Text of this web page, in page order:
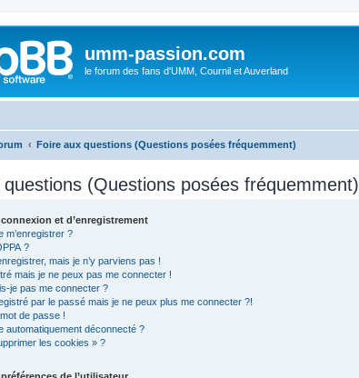
umm-passion.com
le forum des fans d'UMM, Cournil et Auverland
Foire aux questions (Questions posées fréquemment)
questions (Questions posées fréquemment)
et d’enregistrement
m’enregistrer ?
?
mais je n’y parviens pas !
mais je ne peux pas me connecter !
je pas me connecter ?
par le passé mais je ne peux plus me connecter ?!
de passe !
automatiquement déconnecté ?
les cookies » ?
de l’utilisateur